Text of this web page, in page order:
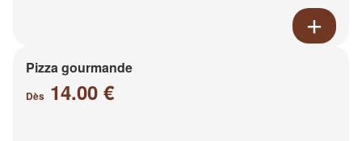
Pizza gourmande
Dès 14.00 €